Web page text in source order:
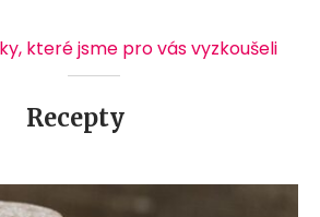
které jsme pro vás vyzkoušeli
Recepty